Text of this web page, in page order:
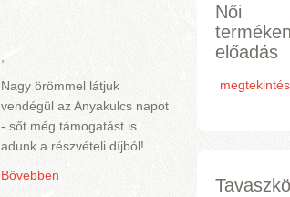
Nagy örömmel látjuk
vendégül az Anyakulcs napot
- sőt még támogatást is
adunk a részvételi díjból!
Bővebben
Női
előadás
megtekintés